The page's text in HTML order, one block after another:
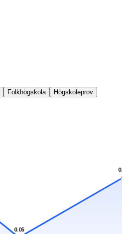
Folkhögskola
Högskoleprov
0.05